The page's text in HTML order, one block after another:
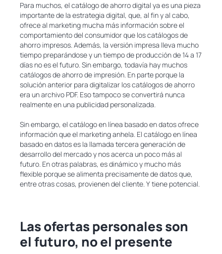
Para muchos, el catálogo de ahorro digital ya es una pieza
importante de la estrategia digital, que, al fin y al cabo,
ofrece al marketing mucha más información sobre el
comportamiento del consumidor que los catálogos de
ahorro impresos. Además, la versión impresa lleva mucho
tiempo preparándose y un tiempo de producción de 14 a 17
días no es el futuro. Sin embargo, todavía hay muchos
catálogos de ahorro de impresión. En parte porque la
solución anterior para digitalizar los catálogos de ahorro
era un archivo PDF. Eso tampoco se convertirá nunca
realmente en una publicidad personalizada.
Sin embargo, el catálogo en línea basado en datos ofrece
información que el marketing anhela. El catálogo en línea
basado en datos es la llamada tercera generación de
desarrollo del mercado y nos acerca un poco más al
futuro. En otras palabras, es dinámico y mucho más
flexible porque se alimenta precisamente de datos que,
entre otras cosas, provienen del cliente. Y tiene potencial.
Las ofertas personales son
el futuro, no el presente